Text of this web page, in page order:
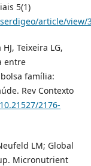
5(1)
article/view/
Teixeira LG,
entre
família:
Rev Contexto
2176-
LM; Global
Micronutrient